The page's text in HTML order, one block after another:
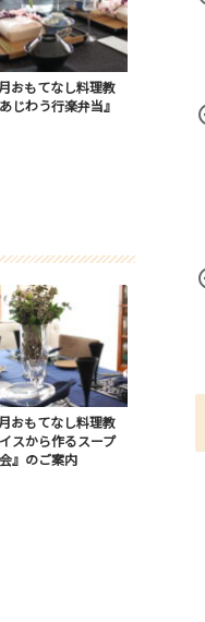
おもてなし料理教
じわう行楽弁当』
おもてなし料理教
スから作るスープ
』のご案内